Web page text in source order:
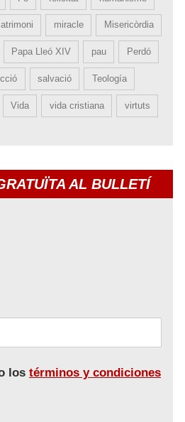
miracle Misericòrdia
Papa Lleó XIV pau Perdó
salvació Teología
Vida vida cristiana virtuts
AL BULLETÍ
los términos y condiciones